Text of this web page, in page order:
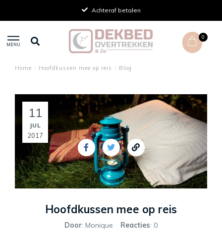
Achteraf betalen
MENU
0
Home / Hoofdkussen mee op reis / Blog
11
JUL
2017
Hoofdkussen mee op reis
Door: Monique Reacties: 0